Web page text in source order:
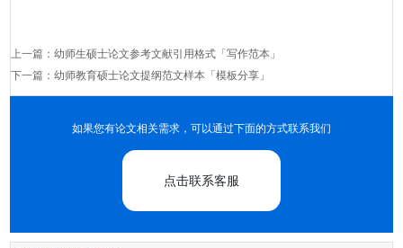
上一篇：幼师生硕士论文参考文献引用格式「写作范本」
下一篇：幼师教育硕士论文提纲范文样本「模板分享」
如果您有论文相关需求，可以通过下面的方式联系我们
点击联系客服